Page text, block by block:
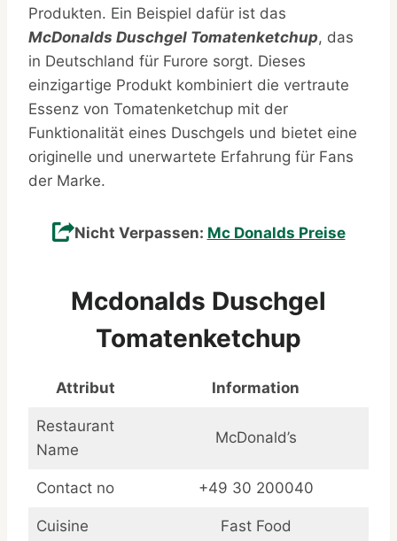
Produkten. Ein Beispiel dafür ist das
McDonalds Duschgel Tomatenketchup, das
in Deutschland für Furore sorgt. Dieses
einzigartige Produkt kombiniert die vertraute
Essenz von Tomatenketchup mit der
Funktionalität eines Duschgels und bietet eine
originelle und unerwartete Erfahrung für Fans
der Marke.
Nicht Verpassen: Mc Donalds Preise
Mcdonalds Duschgel
Tomatenketchup
Attribut Information
Restaurant
Name
McDonald’s
Contact no +49 30 200040
Cuisine Fast Food